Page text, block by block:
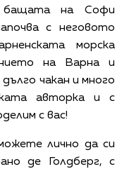
бащата на Софи
с неговото
морска
на Варна и
чакан и много
авторка и с
с вас!
лично да си
де Голдберг, с